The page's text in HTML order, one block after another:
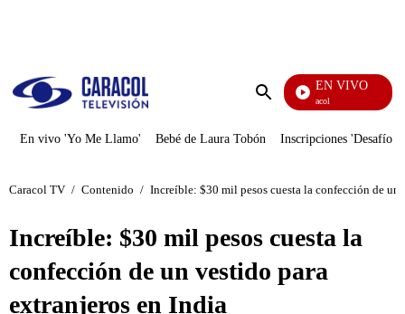
Enviar
EN VIVO
Noticias Caracol
En vivo 'Yo Me Llamo' Bebé de Laura Tobón Inscripciones 'Desafío'
Caracol TV / Contenido / Increíble: $30 mil pesos cuesta la confección de un
Increíble: $30 mil pesos cuesta la
confección de un vestido para
extranjeros en India